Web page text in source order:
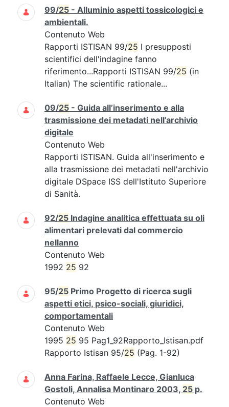
99/25 - Alluminio aspetti tossicologici e
ambientali.
Contenuto Web
Rapporti ISTISAN 99/25 I presupposti
scientifici dell'indagine fanno
riferimento...Rapporti ISTISAN 99/25 (in
Italian) The scientific rationale...
09/25 - Guida all’inserimento e alla
trasmissione dei metadati nell’archivio
digitale
Contenuto Web
Rapporti ISTISAN. Guida all'inserimento e
alla trasmissione dei metadati nell'archivio
digitale DSpace ISS dell'Istituto Superiore
di Sanità.
92/25 Indagine analitica effettuata su oli
alimentari prelevati dal commercio
nellanno
Contenuto Web
1992 25 92
95/25 Primo Progetto di ricerca sugli
aspetti etici, psico-sociali, giuridici,
comportamentali
Contenuto Web
1995 25 95 Pag1_92Rapporto_Istisan.pdf
Rapporto Istisan 95/25 (Pag. 1-92)
Anna Farina, Raffaele Lecce, Gianluca
Gostoli, Annalisa Montinaro 2003, 25 p.
Contenuto Web